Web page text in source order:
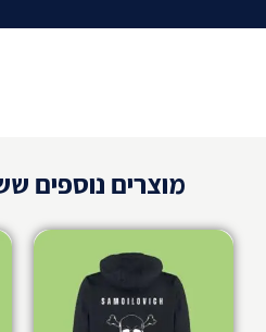
אצלנו ניתן לבצעהדפסה על
המושלם. יש לנו משלוחים לכל
להגיע לאסוף מהחנות שלנו ברחוב אגריפס
מוצרים נוספים